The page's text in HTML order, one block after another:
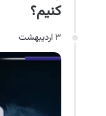
کنیم؟
۳ اردیبهشت